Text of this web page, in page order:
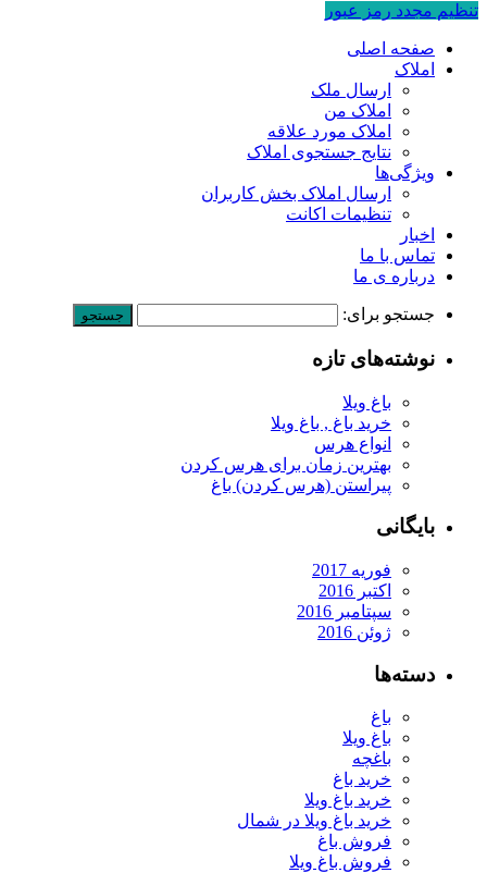
تنظیم مجدد رمز عبور
صفحه اصلی
املاک
ارسال ملک
املاک من
املاک مورد علاقه
نتایج جستجوی املاک
ویژگی‌ها
ارسال املاک بخش کاربران
تنظیمات اکانت
اخبار
تماس با ما
درباره ی ما
جستجو برای:
نوشته‌های تازه
باغ ویلا
خرید باغ , باغ ویلا
انواع هرس
بهترین زمان برای هرس کردن
پیراستن (هرس کردن) باغ
بایگانی
فوریه 2017
اکتبر 2016
سپتامبر 2016
ژوئن 2016
دسته‌ها
باغ
باغ ویلا
باغچه
خرید باغ
خرید باغ ویلا
خرید باغ ویلا در شمال
فروش باغ
فروش باغ ویلا